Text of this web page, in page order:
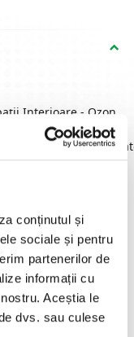
conținutul și
sociale și pentru
partenerilor de
informații cu
Aceștia le
dvs. sau culese
Interioare - Ozon
Nebulizare